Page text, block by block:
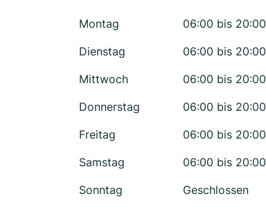
Montag
06:00 bis 20:00
Dienstag
06:00 bis 20:00
Mittwoch
06:00 bis 20:00
Donnerstag
06:00 bis 20:00
Freitag
06:00 bis 20:00
Samstag
06:00 bis 20:00
Sonntag
Geschlossen